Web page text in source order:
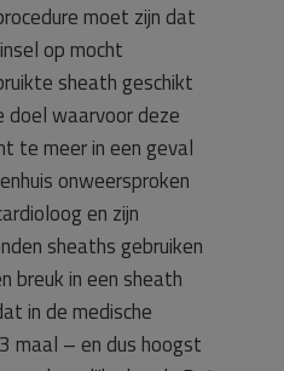
moet zijn dat
op mocht
sheath geschikt
doel waarvoor deze
te meer in een geval
onweersproken
en zijn
sheaths gebruiken
breuk in een sheath
in de medische
maal – en dus hoogst